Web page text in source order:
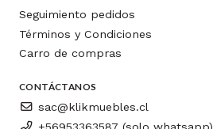
Seguimiento pedidos
Términos y Condiciones
Carro de compras
CONTÁCTANOS
sac@klikmuebles.cl